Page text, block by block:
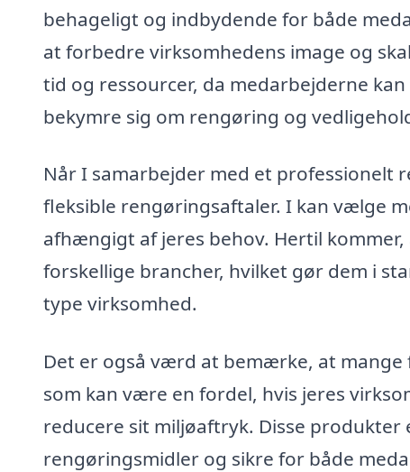
behageligt og indbydende for både
at forbedre virksomhedens image og
tid og ressourcer, da medarbejderne
bekymre sig om rengøring og
Når I samarbejder med et professionelt
fleksible rengøringsaftaler. I kan vælge
afhængigt af jeres behov. Hertil
forskellige brancher, hvilket gør dem i
type virksomhed.
Det er også værd at bemærke, at
som kan være en fordel, hvis jeres
reducere sit miljøaftryk. Disse
rengøringsmidler og sikre for både